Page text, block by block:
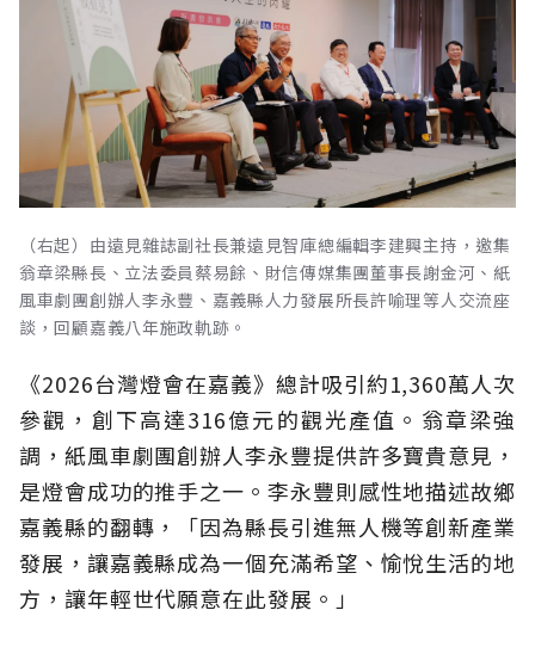
（右起）由遠見雜誌副社長兼遠見智庫總編輯李建興主持，邀集
翁章梁縣長、立法委員蔡易餘、財信傳媒集團董事長謝金河、紙
風車劇團創辦人李永豐、嘉義縣人力發展所長許喻理等人交流座
談，回顧嘉義八年施政軌跡。
《2026台灣燈會在嘉義》總計吸引約1,360萬人次
參觀，創下高達316億元的觀光產值。翁章梁強
調，紙風車劇團創辦人李永豐提供許多寶貴意見，
是燈會成功的推手之一。李永豐則感性地描述故鄉
嘉義縣的翻轉，「因為縣長引進無人機等創新產業
發展，讓嘉義縣成為一個充滿希望、愉悅生活的地
方，讓年輕世代願意在此發展。」